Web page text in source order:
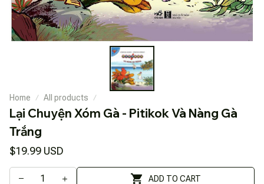
Home All products
Lại Chuyện Xóm Gà - Pitikok Và Nàng Gà
Trắng
$19.99 USD
ADD TO CART